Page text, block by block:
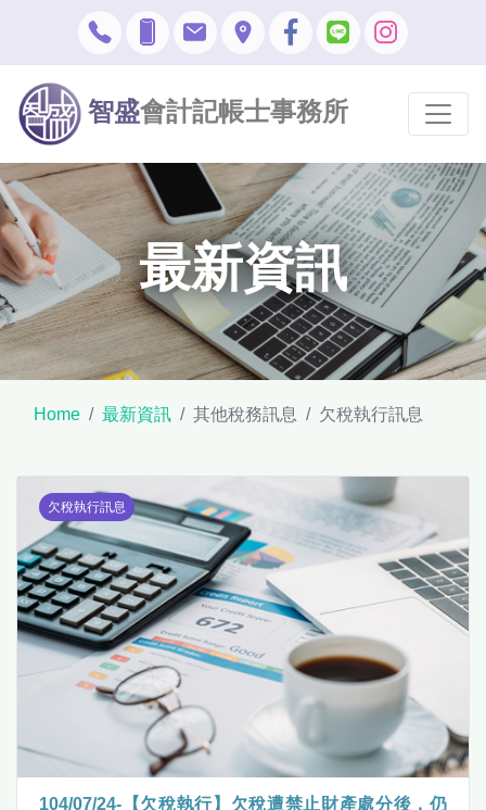
智盛會計記帳士事務所
最新資訊
Home 最新資訊 其他稅務訊息 欠稅執行訊息
欠稅執行訊息
104/07/24-【欠稅執行】欠稅遭禁止財產處分後，仍